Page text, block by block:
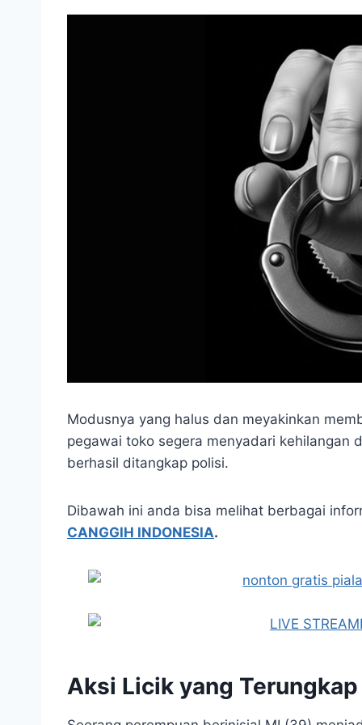
Modusnya yang halus dan meyakinkan
pegawai toko segera menyadari kehilangan
berhasil ditangkap polisi.
Dibawah ini anda bisa melihat berbagai
CANGGIH INDONESIA.
Aksi Licik yang